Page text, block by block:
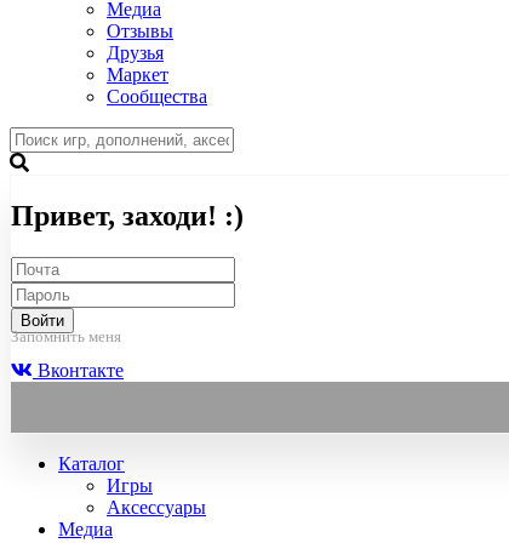
Медиа
Отзывы
Друзья
Маркет
Сообщества
Привет, заходи! :)
Войти
Запомнить меня
Вконтакте
Каталог
Игры
Аксессуары
Медиа